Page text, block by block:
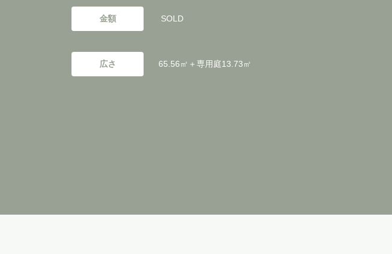
金額 SOLD
広さ 65.56㎡＋専用庭13.73㎡